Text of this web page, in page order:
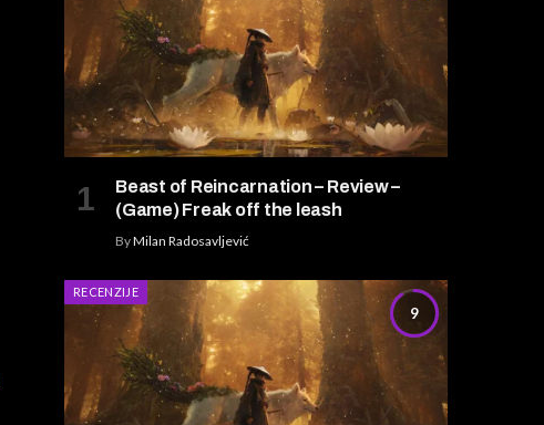
Beast of Reincarnation – Review –
(Game) Freak off the leash
ByMilan Radosavljević
9
RECENZIJE